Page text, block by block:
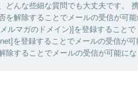
どんな些細な質問でも大丈夫です。
を解除することでメールの受信が可
ルマガのドメイン)]を登録すること
を登録することでメールの受信が
除することでメールの受信が可能にな